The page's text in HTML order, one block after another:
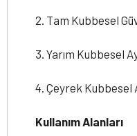
2. Tam Kubbesel
3. Yarım Kubbesel
4. Çeyrek Kubbesel
Kullanım Alanları